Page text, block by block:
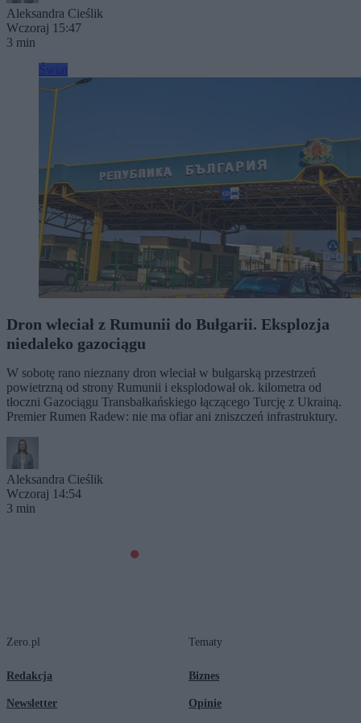
Aleksandra Cieślik
Wczoraj 15:47
3 min
Dron wleciał z Rumunii do Bułgarii. Eksplozja
niedaleko gazociągu
W sobotę rano nieznany dron wleciał w bułgarską przestrzeń
powietrzną od strony Rumunii i eksplodował ok. kilometra od
tłoczni Gazociągu Transbałkańskiego łączącego Turcję z Ukrainą.
Premier Rumen Radew: nie ma ofiar ani zniszczeń infrastruktury.
Aleksandra Cieślik
Wczoraj 14:54
3 min
Zero.pl
Redakcja
Newsletter
Tematy
Biznes
Opinie